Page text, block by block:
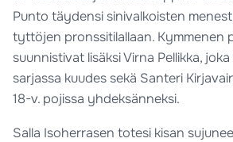
Punto täydensi sinivalkoisten
tyttöjen pronssitilallaan. Kymmenen
suunnistivat lisäksi Virna Pellikka,
sarjassa kuudes sekä Santeri
18-v. pojissa yhdeksänneksi.
Salla Isoherrasen totesi kisan